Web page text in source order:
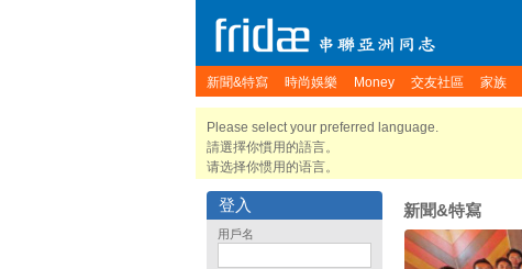
新聞&特寫 時尚娛樂 Money 交友社區 家族
Please select your preferred language.
請選擇你慣用的語言。
请选择你惯用的语言。
登入
用戶名
新聞&特寫